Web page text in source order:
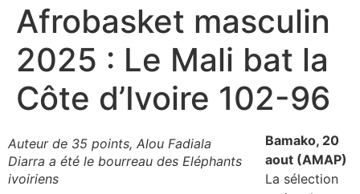
Afrobasket masculin
2025 : Le Mali bat la
Côte d’Ivoire 102-96
Auteur de 35 points, Alou Fadiala
Diarra a été le bourreau des Eléphants
ivoiriens
Bamako, 20
aout (AMAP)
La sélection